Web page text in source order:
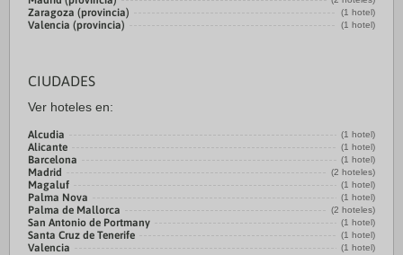
Zaragoza (provincia) (1 hotel)
Valencia (provincia) (1 hotel)
CIUDADES
Ver hoteles en:
Alcudia (1 hotel)
Alicante (1 hotel)
Barcelona (1 hotel)
Madrid (2 hoteles)
Magaluf (1 hotel)
Palma Nova (1 hotel)
Palma de Mallorca (2 hoteles)
San Antonio de Portmany (1 hotel)
Santa Cruz de Tenerife (1 hotel)
Valencia (1 hotel)